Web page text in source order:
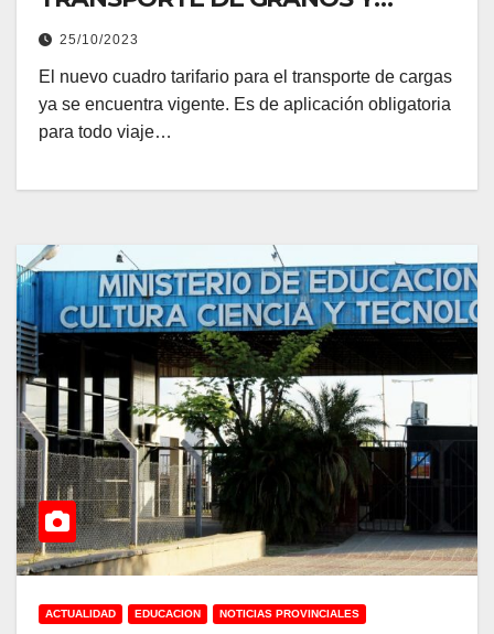
ALGODÓN
25/10/2023
El nuevo cuadro tarifario para el transporte de cargas
ya se encuentra vigente. Es de aplicación obligatoria
para todo viaje…
ACTUALIDAD EDUCACION NOTICIAS PROVINCIALES